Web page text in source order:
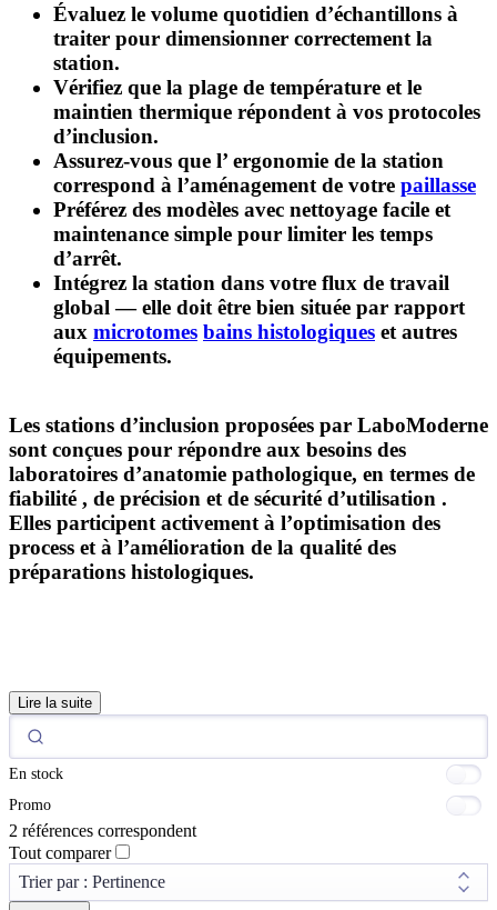
Évaluez le volume quotidien d’échantillons à
traiter pour dimensionner correctement la
station.
Vérifiez que la plage de température et le
maintien thermique répondent à vos protocoles
d’inclusion.
Assurez-vous que l’ ergonomie de la station
correspond à l’aménagement de votre paillasse
Préférez des modèles avec nettoyage facile et
maintenance simple pour limiter les temps
d’arrêt.
Intégrez la station dans votre flux de travail
global — elle doit être bien située par rapport
aux microtomes bains histologiques et autres
équipements.
Les stations d’inclusion proposées par LaboModerne
sont conçues pour répondre aux besoins des
laboratoires d’anatomie pathologique, en termes de
fiabilité , de précision et de sécurité d’utilisation .
Elles participent activement à l’optimisation des
process et à l’amélioration de la qualité des
préparations histologiques.
Lire la suite
En stock
Promo
2 références correspondent
Tout comparer